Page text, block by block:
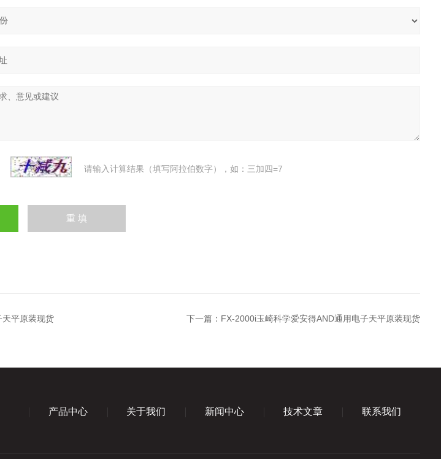
请输入计算结果（填写阿拉伯数字），如：三加四=7
平原装现货 下一篇： FX-2000i玉崎科学爱安得AND通用电子天平原装现货
产品中心 关于我们 新闻中心 技术文章 联系我们